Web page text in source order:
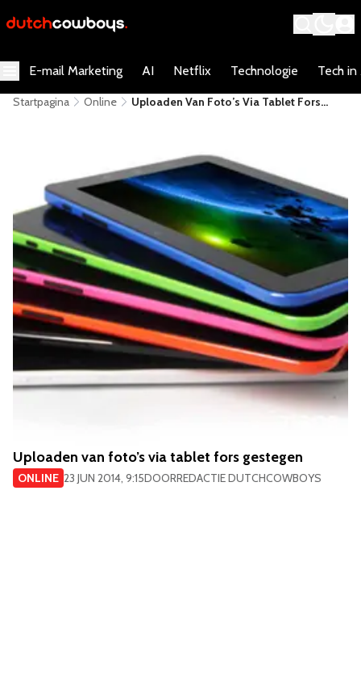
E-mail Marketing AI Netflix Technologie Tech in
Startpagina Online
Uploaden Van Foto’s Via Tablet Fors
Uploaden van foto’s via tablet fors gestegen
ONLINE 23 JUN 2014, 9:15DOORREDACTIE DUTCHCOWBOYS